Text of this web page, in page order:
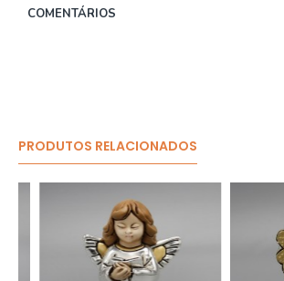
COMENTÁRIOS
PRODUTOS RELACIONADOS